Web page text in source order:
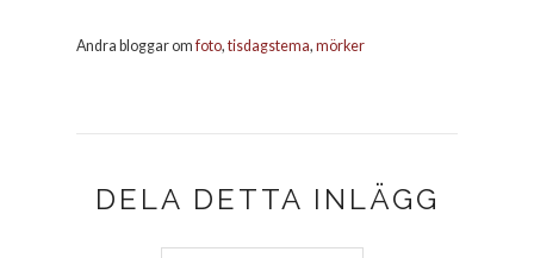
Andra bloggar omfoto, tisdagstema, mörker
DELA DETTA INLÄGG